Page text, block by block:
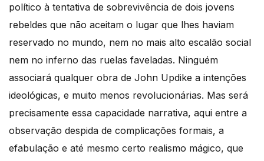
político à tentativa de sobrevivência de dois jovens
rebeldes que não aceitam o lugar que lhes haviam
reservado no mundo, nem no mais alto escalão social
nem no inferno das ruelas faveladas. Ninguém
associará qualquer obra de John Updike a intenções
ideológicas, e muito menos revolucionárias. Mas será
precisamente essa capacidade narrativa, aqui entre a
observação despida de complicações formais, a
efabulação e até mesmo certo realismo mágico, que